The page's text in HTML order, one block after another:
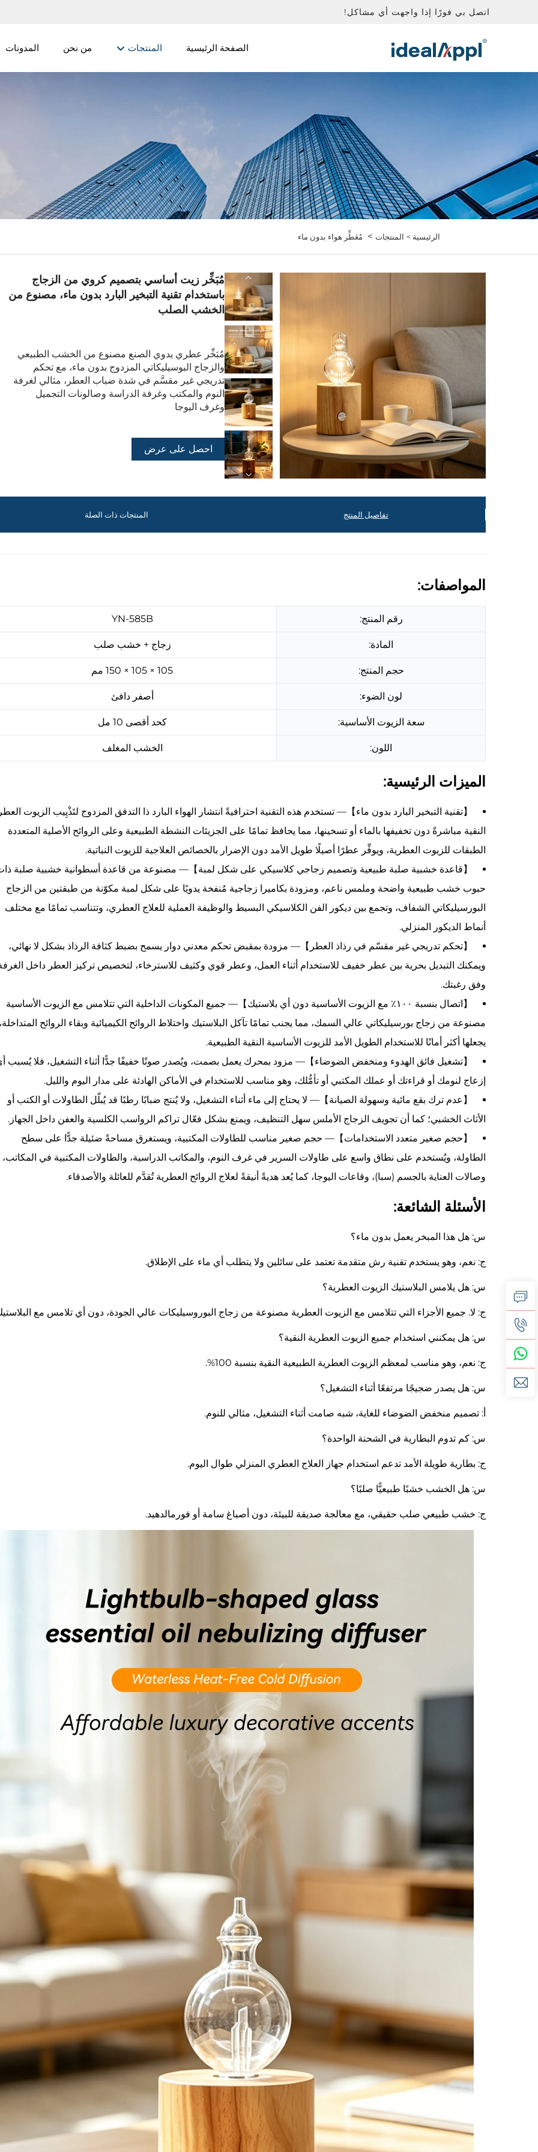
اتصل بي فورًا إذا واجهت أي مشاكل!
الصفحة الرئيسية المنتجات من نحن المدونات
الرئيسية > المنتجات> مُعَطِّر هواء بدون ماء
مُبَخِّر زيت أساسي بتصميم كروي من الزجاج
باستخدام تقنية التبخير البارد بدون ماء، مصنوع من
الخشب الصلب
مُبَخِّر عطري يدوي الصنع مصنوع من الخشب الطبيعي
والزجاج البوسيليكاتي المزدوج بدون ماء، مع تحكم
تدريجي غير مقسَّم في شدة ضباب العطر، مثالي لغرفة
النوم والمكتب وغرفة الدراسة وصالونات التجميل
وغرف اليوجا
احصل على عرض
تفاصيل المنتج المنتجات ذات الصلة
المواصفات:
رقم المنتج: YN-585B
المادة: زجاج + خشب صلب
حجم المنتج: 105 × 105 × 150 مم
لون الضوء: أصفر دافئ
سعة الزيوت الأساسية: كحد أقصى 10 مل
اللون: الخشب المغلف
الميزات الرئيسية:
【تقنية التبخير البارد بدون ماء】— تستخدم هذه التقنية احترافيةً انتشار الهواء البارد ذا التدفق المزدوج لتَذْيِيب الزيوت
النقية مباشرةً دون تخفيفها بالماء أو تسخينها، مما يحافظ تمامًا على الجزيئات النشطة الطبيعية وعلى الروائح الأصلية المتعددة
الطبقات للزيوت العطرية، ويوفِّر عطرًا أصيلًا طويل الأمد دون الإضرار بالخصائص العلاجية للزيوت النباتية.
【قاعدة خشبية صلبة طبيعية وتصميم زجاجي كلاسيكي على شكل لمبة】— مصنوعة من قاعدة أسطوانية خشبية صلبة
حبوب خشب طبيعية واضحة وملمس ناعم، ومزودة بكاميرا زجاجية مُنفخة يدويًا على شكل لمبة مكوّنة من طبقتين من الزجاج
البورسيليكاتي الشفاف، وتجمع بين ديكور الفن الكلاسيكي البسيط والوظيفة العملية للعلاج العطري، وتتناسب تمامًا مع مختلف
أنماط الديكور المنزلي.
【تحكم تدريجي غير مقسّم في رذاذ العطر】— مزودة بمقبض تحكم معدني دوار يسمح بضبط كثافة الرذاذ بشكل لا نهائي،
ويمكنك التبديل بحرية بين عطر خفيف للاستخدام أثناء العمل، وعطر قوي وكثيف للاسترخاء، لتخصيص تركيز العطر داخل
وفق رغبتك.
【اتصال بنسبة ١٠٠٪ مع الزيوت الأساسية دون أي بلاستيك】— جميع المكونات الداخلية التي تتلامس مع الزيوت الأساسية
مصنوعة من زجاج بورسيليكاتي عالي السمك، مما يجنب تمامًا تآكل البلاستيك واختلاط الروائح الكيميائية وبقاء الروائح
يجعلها أكثر أمانًا للاستخدام الطويل الأمد للزيوت الأساسية النقية الطبيعية.
【تشغيل فائق الهدوء ومنخفض الضوضاء】— مزود بمحرك يعمل بصمت، ويُصدر صوتًا خفيفًا جدًّا أثناء التشغيل، فلا يُسبب
إزعاج لنومك أو قراءتك أو عملك المكتبي أو تأمُّلك، وهو مناسب للاستخدام في الأماكن الهادئة على مدار اليوم والليل.
【عدم ترك بقع مائية وسهولة الصيانة】— لا يحتاج إلى ماء أثناء التشغيل، ولا يُنتج ضبابًا رطبًا قد يُبلّل الطاولات أو الكتب أو
الأثاث الخشبي؛ كما أن تجويف الزجاج الأملس سهل التنظيف، ويمنع بشكل فعّال تراكم الرواسب الكلسية والعفن داخل الجهاز.
【حجم صغير متعدد الاستخدامات】— حجم صغير مناسب للطاولات المكتبية، ويستغرق مساحةً ضئيلة جدًّا على سطح
الطاولة، ويُستخدم على نطاق واسع على طاولات السرير في غرف النوم، والمكاتب الدراسية، والطاولات المكتبية في المكاتب،
وصالات العناية بالجسم (سبا)، وقاعات اليوجا، كما يُعد هديةً أنيقةً لعلاج الروائح العطرية تُقدَّم للعائلة والأصدقاء.
الأسئلة الشائعة:
س: هل هذا المبخر يعمل بدون ماء؟
ج: نعم، وهو يستخدم تقنية رش متقدمة تعتمد على سائلين ولا يتطلب أي ماء على الإطلاق.
س: هل يلامس البلاستيك الزيوت العطرية؟
ج: لا. جميع الأجزاء التي تتلامس مع الزيوت العطرية مصنوعة من زجاج البوروسيليكات عالي الجودة، دون أي تلامس مع
س: هل يمكنني استخدام جميع الزيوت العطرية النقية؟
ج: نعم، وهو مناسب لمعظم الزيوت العطرية الطبيعية النقية بنسبة 100%.
س: هل يصدر ضجيجًا مرتفعًا أثناء التشغيل؟
أ: تصميم منخفض الضوضاء للغاية، شبه صامت أثناء التشغيل، مثالي للنوم.
س: كم تدوم البطارية في الشحنة الواحدة؟
ج: بطارية طويلة الأمد تدعم استخدام جهاز العلاج العطري المنزلي طوال اليوم.
س: هل الخشب خشبًا طبيعيًّا صلبًا؟
ج: خشب طبيعي صلب حقيقي، مع معالجة صديقة للبيئة، دون أصباغ سامة أو فورمالدهيد.